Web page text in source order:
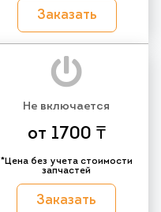
Заказать
Не включается
от 1700 ₸
*Цена без учета стоимости
запчастей
Заказать